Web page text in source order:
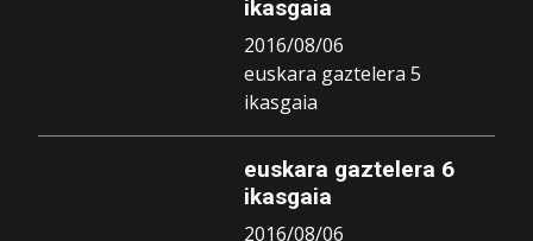
ikasgaia
2016/08/06
euskara gaztelera 5
ikasgaia
euskara gaztelera 6
ikasgaia
2016/08/06